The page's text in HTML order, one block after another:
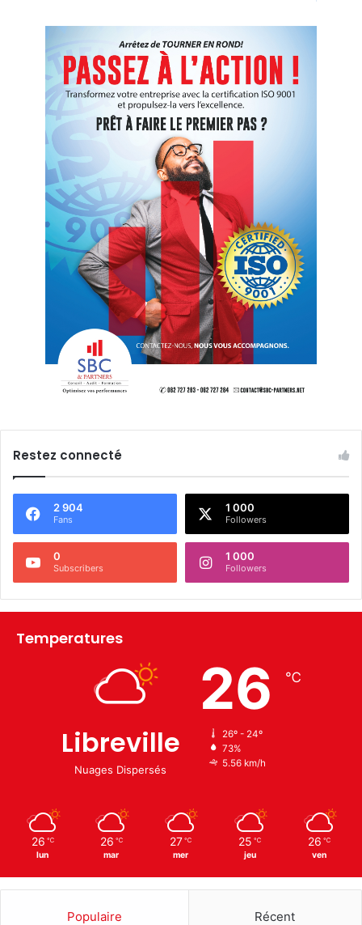
Restez connecté
2 904
Fans
1 000
Followers
0
Subscribers
1 000
Followers
Temperatures
Libreville
Nuages Dispersés
26 ℃
26º - 24º
73%
5.56 km/h
26 ℃
lun
26 ℃
mar
27 ℃
mer
25 ℃
jeu
26 ℃
ven
Populaire Récent